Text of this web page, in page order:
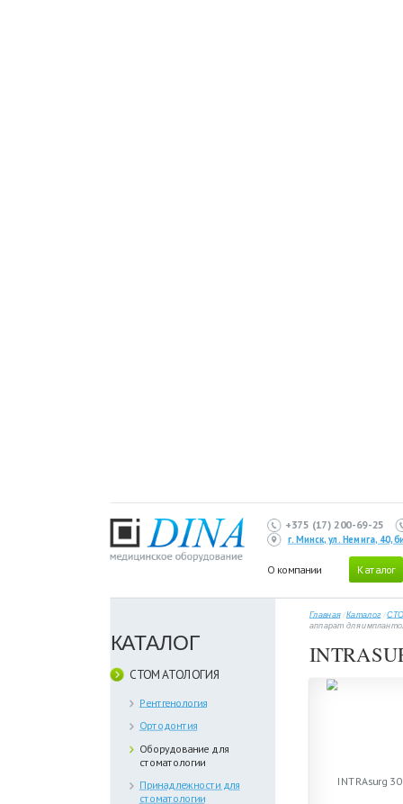
+375 (17) 200-69-25
г. Минск, ул. Немига, 40,
О компании Каталог
КАТАЛОГ
СТОМАТОЛОГИЯ
Рентгенология
Ортодонтия
Оборудование для
стоматологии
Принадлежности для
стоматологии
Главная /Каталог /
аппарат для